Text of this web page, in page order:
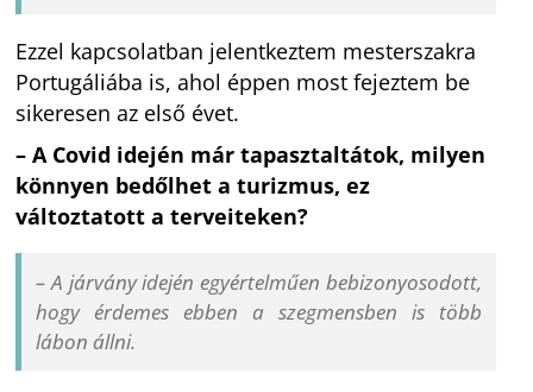
Ezzel kapcsolatban jelentkeztem mesterszakra
Portugáliába is, ahol éppen most fejeztem be
sikeresen az első évet.
– A Covid idején már tapasztaltátok, milyen
könnyen bedőlhet a turizmus, ez
változtatott a terveiteken?
– A járvány idején egyértelműen bebizonyosodott,
hogy érdemes ebben a szegmensben is több
lábon állni.